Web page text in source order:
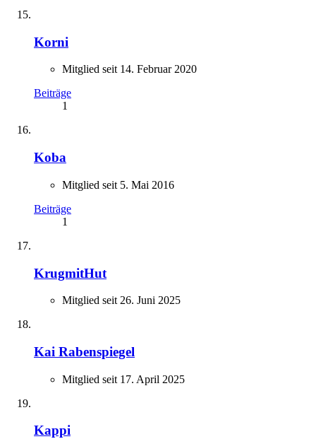
Korni
Mitglied seit 14. Februar 2020
Beiträge
1
Koba
Mitglied seit 5. Mai 2016
Beiträge
1
KrugmitHut
Mitglied seit 26. Juni 2025
Kai Rabenspiegel
Mitglied seit 17. April 2025
Kappi